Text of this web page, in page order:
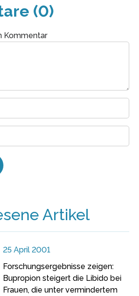
(0)
Kommentar
Artikel
25 April 2001
Forschungsergebnisse zeigen:
Bupropion steigert die Libido bei
Frauen, die unter vermindertem